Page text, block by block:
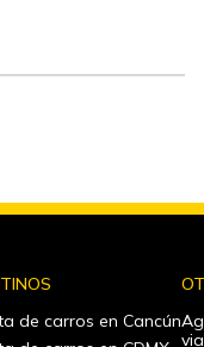
de carros en Cancún